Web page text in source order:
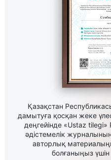
Қазақстан
дамытуға қосқан жеке
деңгейінде «Ustaz
әдістемелік
авторлық
болғаныңыз үшін